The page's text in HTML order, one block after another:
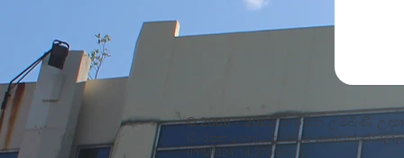
© 2008 - 2022 ටි-රතන ලුම්බිණි
(ටි-රතන බෞද්ධ සමිතියේ ශාඛාවක්
(PPM-024-14-27062018)